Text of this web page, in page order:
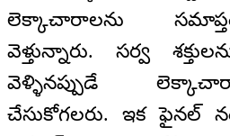
లెక్కాచారాలను
వెళ్తున్నారు. సర్వ
వెళ్ళినప్పుడే
చేసుకోగలరు. ఇక ఫైనల్